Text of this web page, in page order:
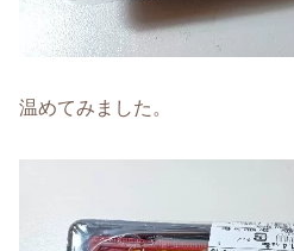
温めてみました。